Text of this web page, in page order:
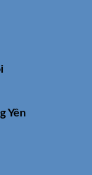
Yên